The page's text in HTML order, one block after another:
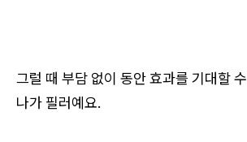
그럴 때 부담 없이 동안 효과를 기대할
나가 필러예요.